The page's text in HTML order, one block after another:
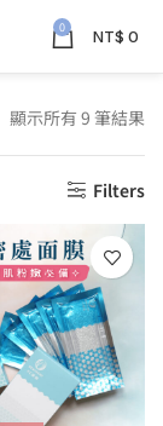
0 NT$ 0
顯示所有 9 筆結果
Filters